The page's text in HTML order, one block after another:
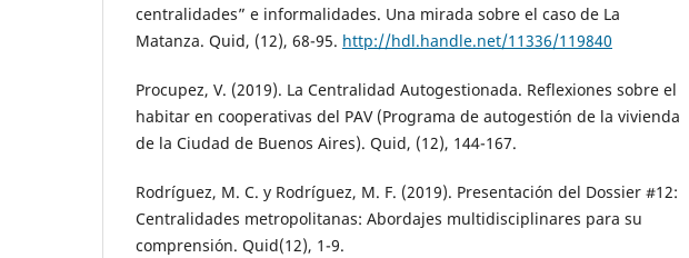
centralidades” e informalidades. Una mirada sobre el caso de La
Matanza. Quid, (12), 68-95. http://hdl.handle.net/11336/119840
Procupez, V. (2019). La Centralidad Autogestionada. Reflexiones sobre el
habitar en cooperativas del PAV (Programa de autogestión de la vivienda
de la Ciudad de Buenos Aires). Quid, (12), 144-167.
Rodríguez, M. C. y Rodríguez, M. F. (2019). Presentación del Dossier #12:
Centralidades metropolitanas: Abordajes multidisciplinares para su
comprensión. Quid(12), 1-9.